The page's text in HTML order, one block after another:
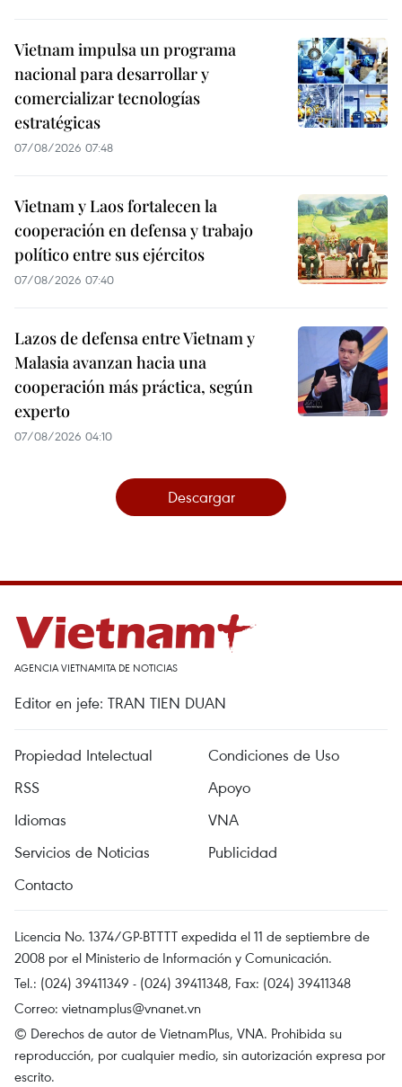
Vietnam impulsa un programa
nacional para desarrollar y
comercializar tecnologías
estratégicas
07/08/2026 07:48
Vietnam y Laos fortalecen la
cooperación en defensa y trabajo
político entre sus ejércitos
07/08/2026 07:40
Lazos de defensa entre Vietnam y
Malasia avanzan hacia una
cooperación más práctica, según
experto
07/08/2026 04:10
Descargar
AGENCIA VIETNAMITA DE NOTICIAS
Editor en jefe: TRAN TIEN DUAN
Propiedad Intelectual
Condiciones de Uso
RSS
Apoyo
Idiomas
VNA
Servicios de Noticias
Publicidad
Contacto
Licencia No. 1374/GP-BTTTT expedida el 11 de septiembre de
2008 por el Ministerio de Información y Comunicación.
Tel.: (024) 39411349 - (024) 39411348, Fax: (024) 39411348
Correo: vietnamplus@vnanet.vn
© Derechos de autor de VietnamPlus, VNA. Prohibida su
reproducción, por cualquier medio, sin autorización expresa por
escrito.